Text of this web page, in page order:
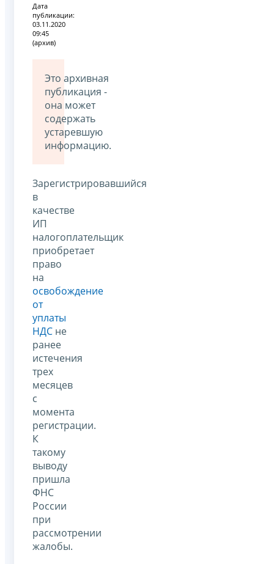
Дата
публикации:
03.11.2020
09:45
(архив)
Это архивная
публикация -
она может
содержать
устаревшую
информацию.
Зарегистрировавшийся
в
качестве
ИП
налогоплательщик
приобретает
право
на
освобождение
от
уплаты
НДС не
ранее
истечения
трех
месяцев
с
момента
регистрации.
К
такому
выводу
пришла
ФНС
России
при
рассмотрении
жалобы.